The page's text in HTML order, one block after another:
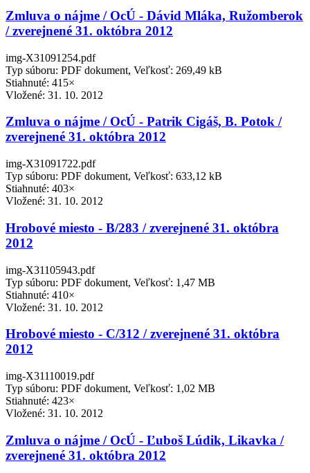
Zmluva o nájme / OcÚ - Dávid Mláka, Ružomberok
/ zverejnené 31. októbra 2012
img-X31091254.pdf
Typ súboru: PDF dokument, Veľkosť: 269,49 kB
Stiahnuté: 415×
Vložené: 31. 10. 2012
Zmluva o nájme / OcÚ - Patrik Cigáš, B. Potok /
zverejnené 31. októbra 2012
img-X31091722.pdf
Typ súboru: PDF dokument, Veľkosť: 633,12 kB
Stiahnuté: 403×
Vložené: 31. 10. 2012
Hrobové miesto - B/283 / zverejnené 31. októbra
2012
img-X31105943.pdf
Typ súboru: PDF dokument, Veľkosť: 1,47 MB
Stiahnuté: 410×
Vložené: 31. 10. 2012
Hrobové miesto - C/312 / zverejnené 31. októbra
2012
img-X31110019.pdf
Typ súboru: PDF dokument, Veľkosť: 1,02 MB
Stiahnuté: 423×
Vložené: 31. 10. 2012
Zmluva o nájme / OcÚ - Ľuboš Lúdik, Likavka /
zverejnené 31. októbra 2012